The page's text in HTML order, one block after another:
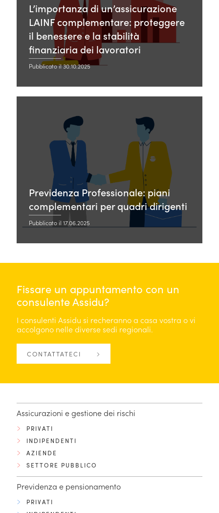
L’importanza di un’assicurazione
LAINF complementare: proteggere
il benessere e la stabilità
finanziaria dei lavoratori
Pubblicato il 30.10.2025
Previdenza Professionale: piani
complementari per quadri dirigenti
Pubblicato il 17.06.2025
Fissare un appuntamento con un
consulente Assidu?
I consulenti Assidu si recheranno a casa vostra o vi
accolgono nelle diverse sedi regionali.
CONTATTATECI
Assicurazioni e gestione dei rischi
PRIVATI
INDIPENDENTI
AZIENDE
SETTORE PUBBLICO
Previdenza e pensionamento
PRIVATI